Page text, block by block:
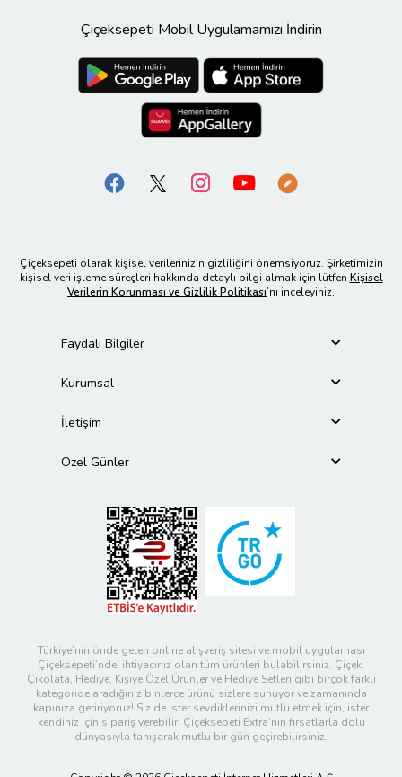
Çiçeksepeti Mobil Uygulamamızı İndirin
Çiçeksepeti olarak kişisel verilerinizin gizliliğini önemsiyoruz. Şirketimizin
kişisel veri işleme süreçleri hakkında detaylı bilgi almak için lütfen Kişisel
Verilerin Korunması ve Gizlilik Politikası’nı inceleyiniz.
Faydalı Bilgiler
Kurumsal
İletişim
Özel Günler
Türkiye’nin önde gelen online alışveriş sitesi ve mobil uygulaması
Çiçeksepeti’nde, ihtiyacınız olan tüm ürünleri bulabilirsiniz. Çiçek,
Çikolata, Hediye, Kişiye Özel Ürünler ve Hediye Setleri gibi birçok farklı
kategoride aradığınız binlerce ürünü sizlere sunuyor ve zamanında
kapınıza getiriyoruz! Siz de ister sevdiklerinizi mutlu etmek için, ister
kendiniz için sipariş verebilir; Çiçeksepeti Extra’nın fırsatlarla dolu
dünyasıyla tanışarak mutlu bir gün geçirebilirsiniz.